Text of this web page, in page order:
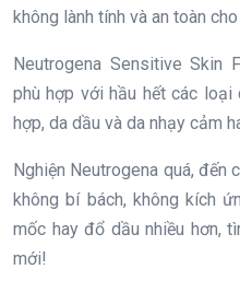
không lành tính và an toàn cho
Neutrogena Sensitive Skin
phù hợp với hầu hết các loại
hợp, da dầu và da nhạy cảm
Nghiện Neutrogena quá, đến
không bí bách, không kích
mốc hay đổ dầu nhiều hơn,
mới!